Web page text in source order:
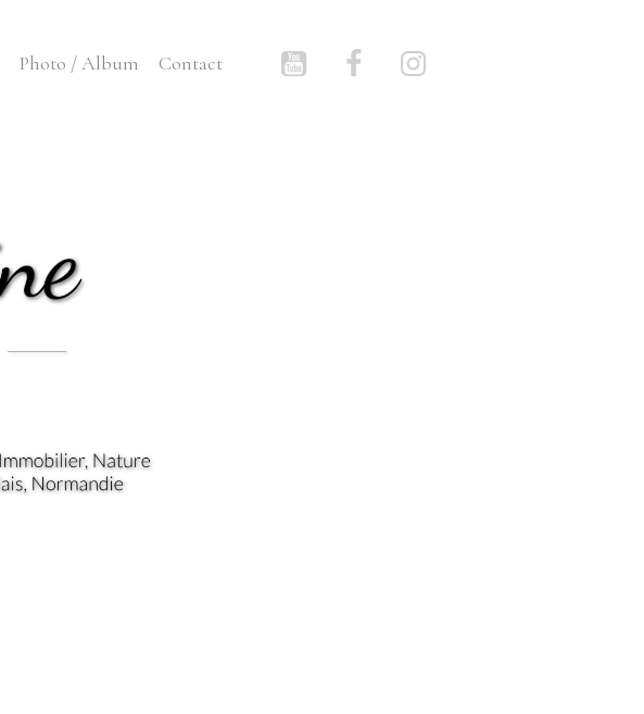
Photo / Album Contact